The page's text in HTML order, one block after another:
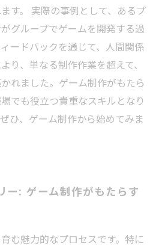
す。 実際の事例として、あるプ
グループでゲームを開発する過
ードバックを通じて、人間関係
り、単なる制作作業を超えて、
れました。ゲーム制作がもたら
でも役立つ貴重なスキルとなり
ひ、ゲーム制作から始めてみま
ー: ゲーム制作がもたらす
む魅力的なプロセスです。特に